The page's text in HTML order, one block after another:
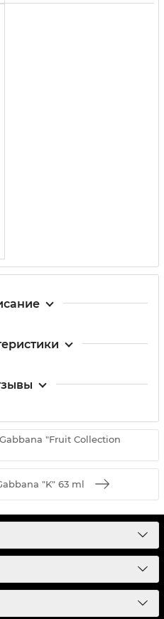
"Fruit Collection
"K" 63 ml